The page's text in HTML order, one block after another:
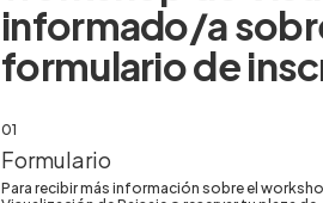
informado/a
formulariode
01
Formulario
Para recibir más información sobre el